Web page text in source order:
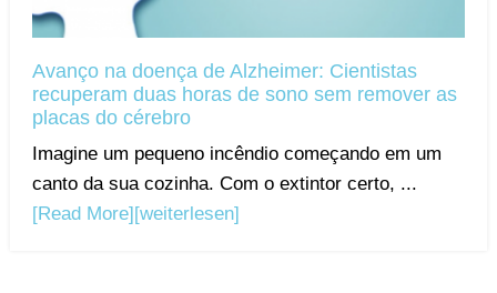
Avanço na doença de Alzheimer: Cientistas
recuperam duas horas de sono sem remover as
placas do cérebro
Imagine um pequeno incêndio começando em um
canto da sua cozinha. Com o extintor certo, ...
[Read More] [weiterlesen]